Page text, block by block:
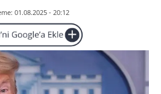
01.08.2025 - 20:12